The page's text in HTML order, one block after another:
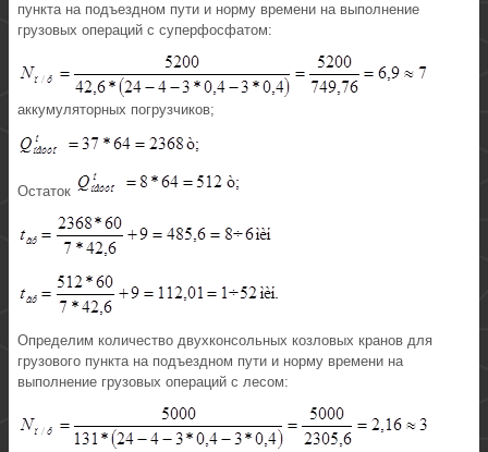
пункта на подъездном пути и норму времени на выполнение
грузовых операций с суперфосфатом:
аккумуляторных погрузчиков;
Остаток
Определим количество двухконсольных козловых кранов для
грузового пункта на подъездном пути и норму времени на
выполнение грузовых операций с лесом: